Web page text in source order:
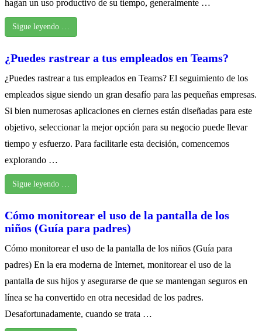
hagan un uso productivo de su tiempo, generalmente …
Sigue leyendo …
¿Puedes rastrear a tus empleados en Teams?
¿Puedes rastrear a tus empleados en Teams? El seguimiento de los
empleados sigue siendo un gran desafío para las pequeñas empresas.
Si bien numerosas aplicaciones en ciernes están diseñadas para este
objetivo, seleccionar la mejor opción para su negocio puede llevar
tiempo y esfuerzo. Para facilitarle esta decisión, comencemos
explorando …
Sigue leyendo …
Cómo monitorear el uso de la pantalla de los
niños (Guía para padres)
Cómo monitorear el uso de la pantalla de los niños (Guía para
padres) En la era moderna de Internet, monitorear el uso de la
pantalla de sus hijos y asegurarse de que se mantengan seguros en
línea se ha convertido en otra necesidad de los padres.
Desafortunadamente, cuando se trata …